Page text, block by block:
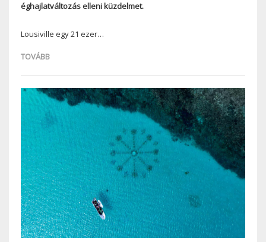
éghajlatváltozás elleni küzdelmet.
Lousiville egy 21 ezer…
TOVÁBB